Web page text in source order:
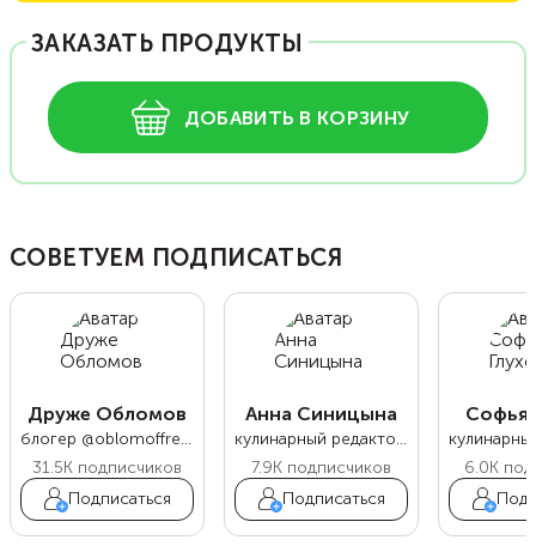
ЗАКАЗАТЬ ПРОДУКТЫ
ДОБАВИТЬ В КОРЗИНУ
СОВЕТУЕМ ПОДПИСАТЬСЯ
Друже Обломов
блогер @oblomoffrecipe
31.5K подписчиков
Подписаться
Анна Синицына
кулинарный редактор Food.ru
7.9K подписчиков
Подписаться
Софья
6.0K